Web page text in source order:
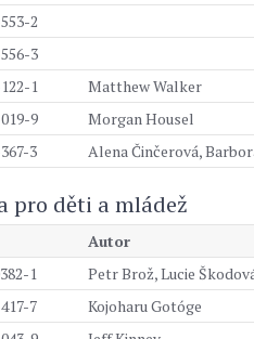
2
3
1
Matthew Walker
9
Morgan Housel
3
Alena Činčerová,
pro děti a mládež
Autor
1
Petr Brož, Lucie
7
Kojoharu Gotóge